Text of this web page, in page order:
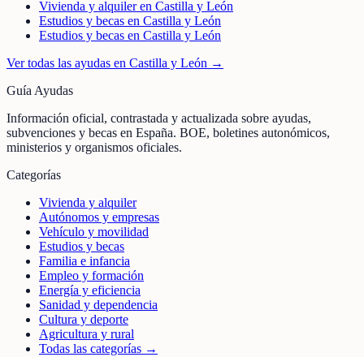
Vivienda y alquiler en Castilla y León
Estudios y becas en Castilla y León
Estudios y becas en Castilla y León
Ver todas las ayudas en Castilla y León →
Guía Ayudas
Información oficial, contrastada y actualizada sobre ayudas,
subvenciones y becas en España. BOE, boletines autonómicos,
ministerios y organismos oficiales.
Categorías
Vivienda y alquiler
Autónomos y empresas
Vehículo y movilidad
Estudios y becas
Familia e infancia
Empleo y formación
Energía y eficiencia
Sanidad y dependencia
Cultura y deporte
Agricultura y rural
Todas las categorías →